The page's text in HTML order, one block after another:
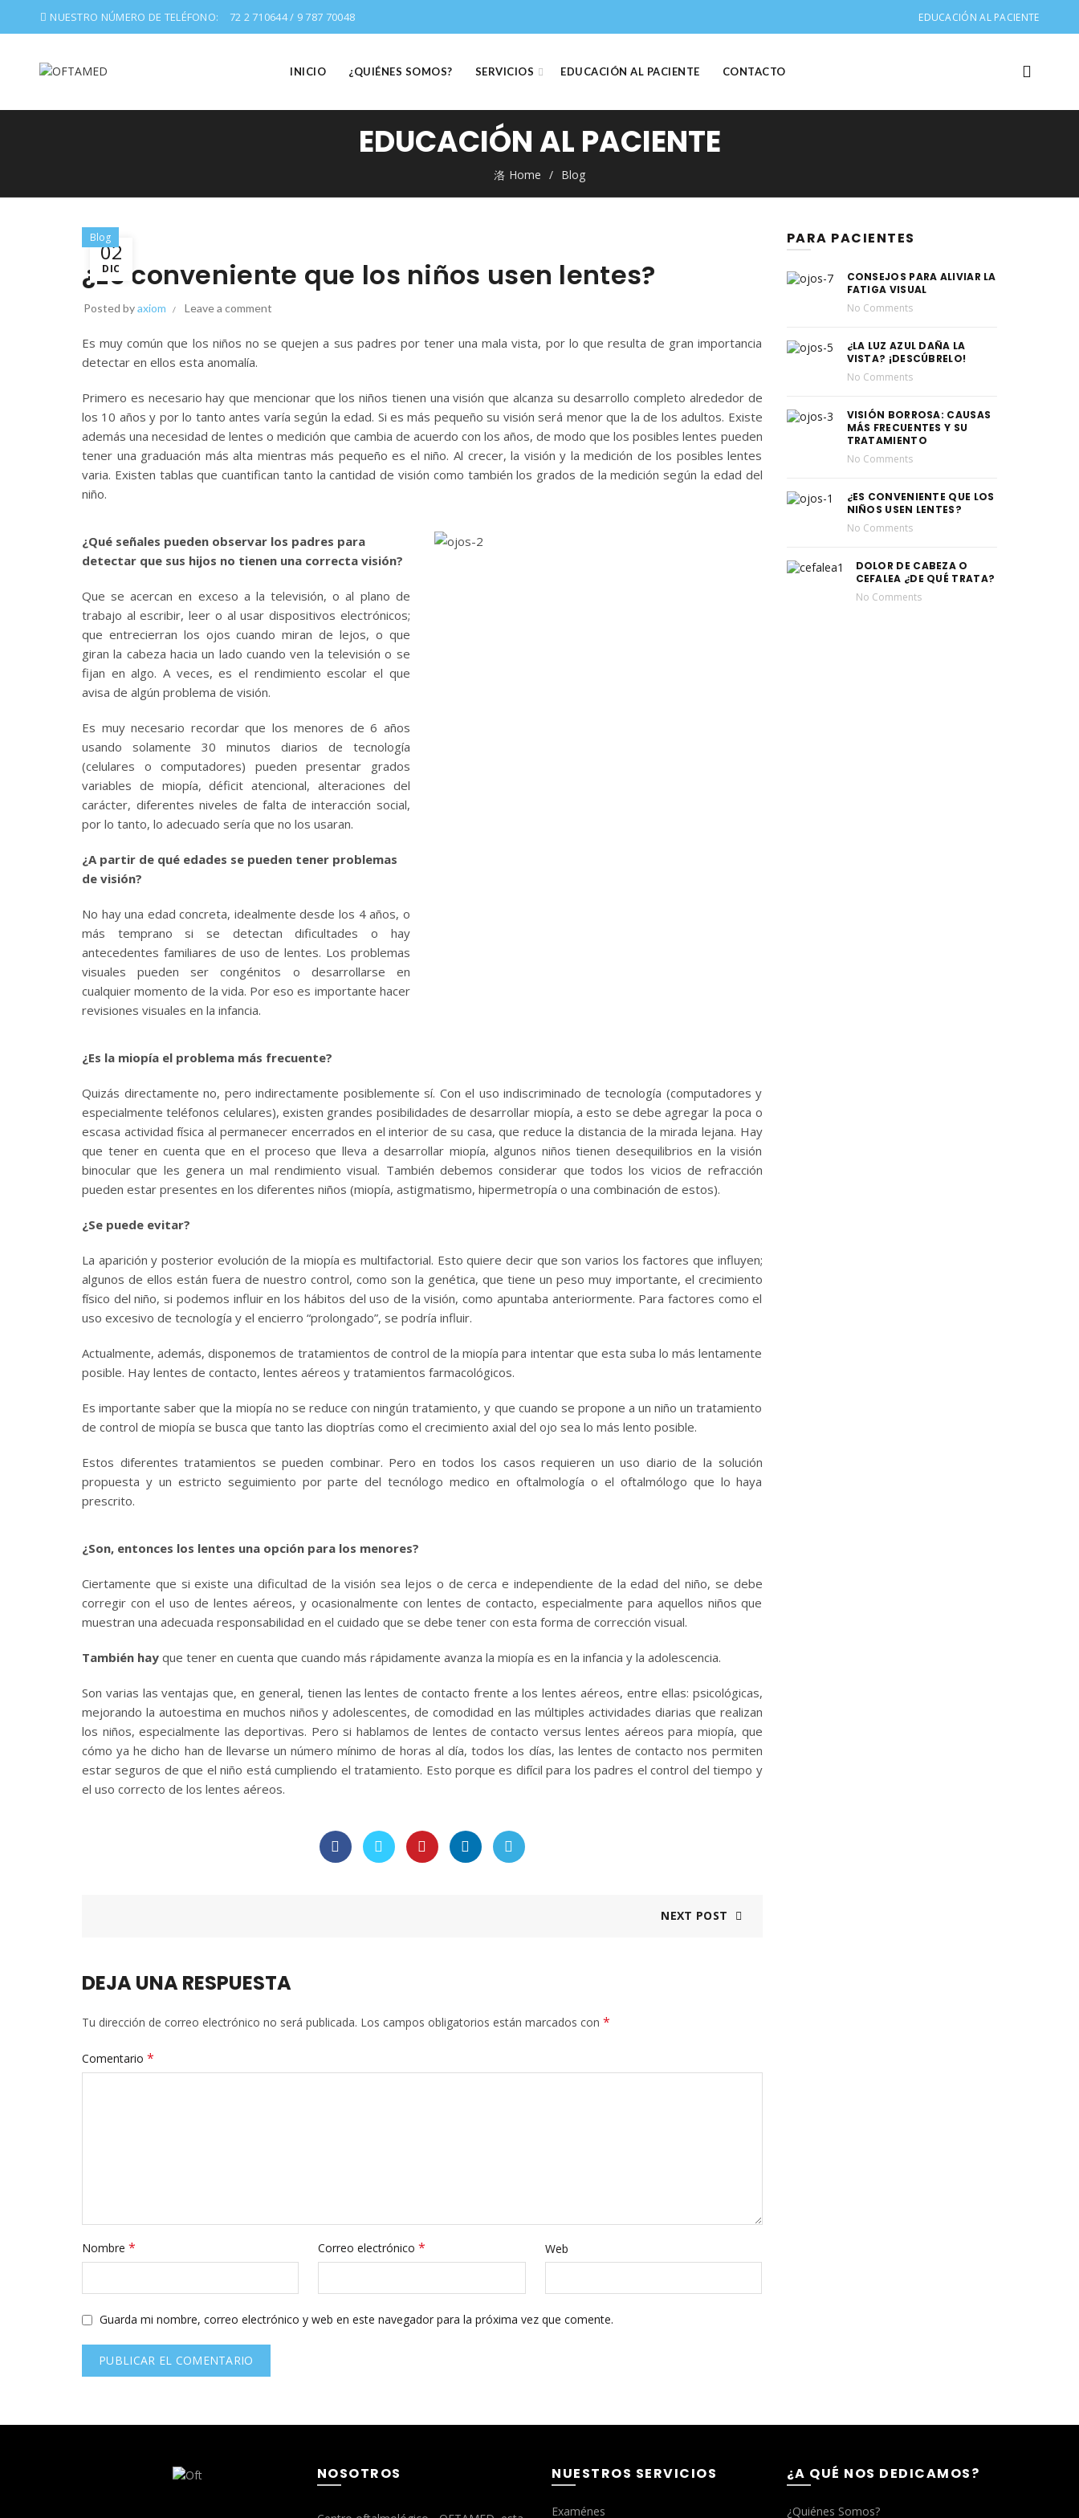
NUESTRO NÚMERO DE TELÉFONO: 72 2 710644 / 9 787 70048 EDUCACIÓN AL PACIENTE
INICIO ¿QUIÉNES SOMOS? SERVICIOS EDUCACIÓN AL PACIENTE CONTACTO
EDUCACIÓN AL PACIENTE
Home Blog
02
DIC
Blog
¿Es conveniente que los niños usen lentes?
Posted byaxiom Leave a comment
Es muy común que los niños no se quejen a sus padres por tener una mala vista, por lo que resulta de gran importancia
detectar en ellos esta anomalía.
Primero es necesario hay que mencionar que los niños tienen una visión que alcanza su desarrollo completo alrededor de
los 10 años y por lo tanto antes varía según la edad. Si es más pequeño su visión será menor que la de los adultos. Existe
además una necesidad de lentes o medición que cambia de acuerdo con los años, de modo que los posibles lentes pueden
tener una graduación más alta mientras más pequeño es el niño. Al crecer, la visión y la medición de los posibles lentes
varia. Existen tablas que cuantifican tanto la cantidad de visión como también los grados de la medición según la edad del
niño.
¿Qué señales pueden observar los padres para
detectar que sus hijos no tienen una correcta visión?
Que se acercan en exceso a la televisión, o al plano de
trabajo al escribir, leer o al usar dispositivos electrónicos;
que entrecierran los ojos cuando miran de lejos, o que
giran la cabeza hacia un lado cuando ven la televisión o se
fijan en algo. A veces, es el rendimiento escolar el que
avisa de algún problema de visión.
Es muy necesario recordar que los menores de 6 años
usando solamente 30 minutos diarios de tecnología
(celulares o computadores) pueden presentar grados
variables de miopía, déficit atencional, alteraciones del
carácter, diferentes niveles de falta de interacción social,
por lo tanto, lo adecuado sería que no los usaran.
¿A partir de qué edades se pueden tener problemas
de visión?
No hay una edad concreta, idealmente desde los 4 años, o
más temprano si se detectan dificultades o hay
antecedentes familiares de uso de lentes. Los problemas
visuales pueden ser congénitos o desarrollarse en
cualquier momento de la vida. Por eso es importante hacer
revisiones visuales en la infancia.
¿Es la miopía el problema más frecuente?
Quizás directamente no, pero indirectamente posiblemente sí. Con el uso indiscriminado de tecnología (computadores y
especialmente teléfonos celulares), existen grandes posibilidades de desarrollar miopía, a esto se debe agregar la poca o
escasa actividad física al permanecer encerrados en el interior de su casa, que reduce la distancia de la mirada lejana. Hay
que tener en cuenta que en el proceso que lleva a desarrollar miopía, algunos niños tienen desequilibrios en la visión
binocular que les genera un mal rendimiento visual. También debemos considerar que todos los vicios de refracción
pueden estar presentes en los diferentes niños (miopía, astigmatismo, hipermetropía o una combinación de estos).
¿Se puede evitar?
La aparición y posterior evolución de la miopía es multifactorial. Esto quiere decir que son varios los factores que influyen;
algunos de ellos están fuera de nuestro control, como son la genética, que tiene un peso muy importante, el crecimiento
físico del niño, si podemos influir en los hábitos del uso de la visión, como apuntaba anteriormente. Para factores como el
uso excesivo de tecnología y el encierro “prolongado”, se podría influir.
Actualmente, además, disponemos de tratamientos de control de la miopía para intentar que esta suba lo más lentamente
posible. Hay lentes de contacto, lentes aéreos y tratamientos farmacológicos.
Es importante saber que la miopía no se reduce con ningún tratamiento, y que cuando se propone a un niño un tratamiento
de control de miopía se busca que tanto las dioptrías como el crecimiento axial del ojo sea lo más lento posible.
Estos diferentes tratamientos se pueden combinar. Pero en todos los casos requieren un uso diario de la solución
propuesta y un estricto seguimiento por parte del tecnólogo medico en oftalmología o el oftalmólogo que lo haya
prescrito.
¿Son, entonces los lentes una opción para los menores?
Ciertamente que si existe una dificultad de la visión sea lejos o de cerca e independiente de la edad del niño, se debe
corregir con el uso de lentes aéreos, y ocasionalmente con lentes de contacto, especialmente para aquellos niños que
muestran una adecuada responsabilidad en el cuidado que se debe tener con esta forma de corrección visual.
También hay que tener en cuenta que cuando más rápidamente avanza la miopía es en la infancia y la adolescencia.
Son varias las ventajas que, en general, tienen las lentes de contacto frente a los lentes aéreos, entre ellas: psicológicas,
mejorando la autoestima en muchos niños y adolescentes, de comodidad en las múltiples actividades diarias que realizan
los niños, especialmente las deportivas. Pero si hablamos de lentes de contacto versus lentes aéreos para miopía, que
cómo ya he dicho han de llevarse un número mínimo de horas al día, todos los días, las lentes de contacto nos permiten
estar seguros de que el niño está cumpliendo el tratamiento. Esto porque es difícil para los padres el control del tiempo y
el uso correcto de los lentes aéreos.
NEXT POST
DEJA UNA RESPUESTA
Tu dirección de correo electrónico no será publicada. Los campos obligatorios están marcados con *
Comentario *
Nombre * Correo electrónico * Web
Guarda mi nombre, correo electrónico y web en este navegador para la próxima vez que comente.
PARA PACIENTES
CONSEJOS PARA ALIVIAR LA
FATIGA VISUAL
No Comments
¿LA LUZ AZUL DAÑA LA
VISTA? ¡DESCÚBRELO!
No Comments
VISIÓN BORROSA: CAUSAS
MÁS FRECUENTES Y SU
TRATAMIENTO
No Comments
¿ES CONVENIENTE QUE LOS
NIÑOS USEN LENTES?
No Comments
DOLOR DE CABEZA O
CEFALEA ¿DE QUÉ TRATA?
No Comments
NOSOTROS NUESTROS SERVICIOS
Examénes
¿A QUÉ NOS DEDICAMOS?
¿Quiénes Somos?